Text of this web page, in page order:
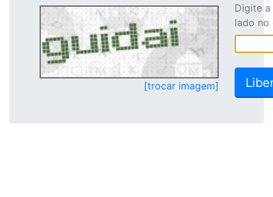
[trocar imagem]
Digite
lado no